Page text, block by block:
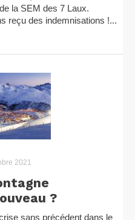
la SEM des 7 Laux.
reçu des indemnisations !...
2021
?
sans précédent dans le